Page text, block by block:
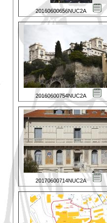
20160600656NUC2A
20160600754NUC2A
20170600714NUC2A